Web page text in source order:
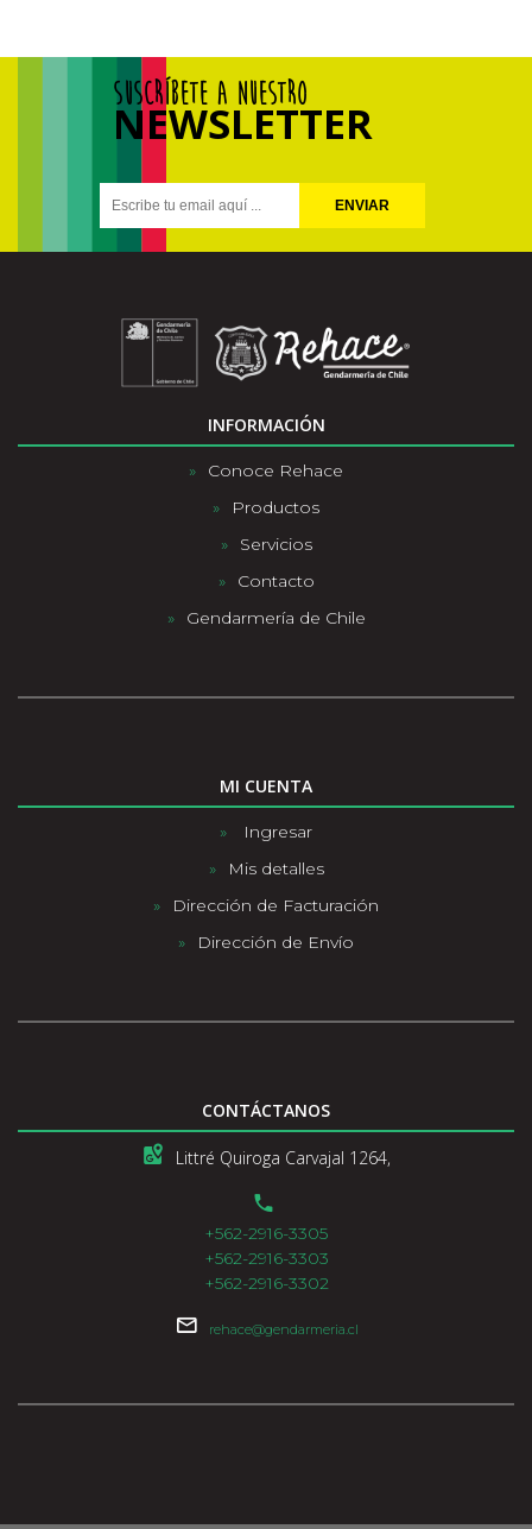
SUSCRÍBETE A NUESTRO
NEWSLETTER
ENVIAR
INFORMACIÓN
Conoce Rehace
Productos
Servicios
Contacto
Gendarmería de Chile
MI CUENTA
Ingresar
Mis detalles
Dirección de Facturación
Dirección de Envío
CONTÁCTANOS
Littré Quiroga Carvajal 1264,
+562-2916-3305
+562-2916-3303
+562-2916-3302
rehace@gendarmeria.cl